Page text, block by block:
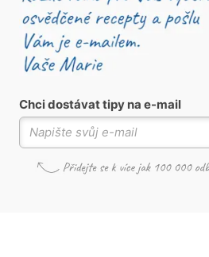
Chci dostávat tipy na e-mail